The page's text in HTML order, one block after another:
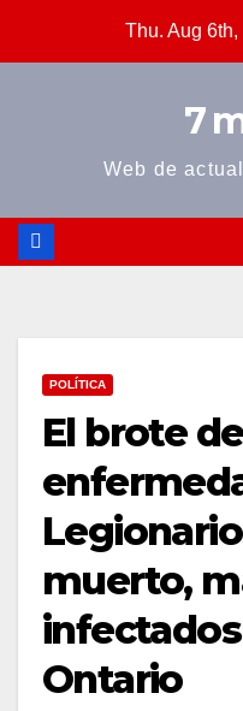
Thu. Aug 6th,
7
Web de
POLÍTICA
El brote
muerto,
Ontario